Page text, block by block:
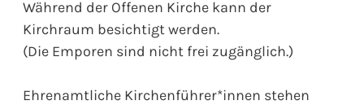
Während der Offenen Kirche kann der
Kirchraum besichtigt werden.
(Die Emporen sind nicht frei zugänglich.)
Ehrenamtliche Kirchenführer*innen stehen